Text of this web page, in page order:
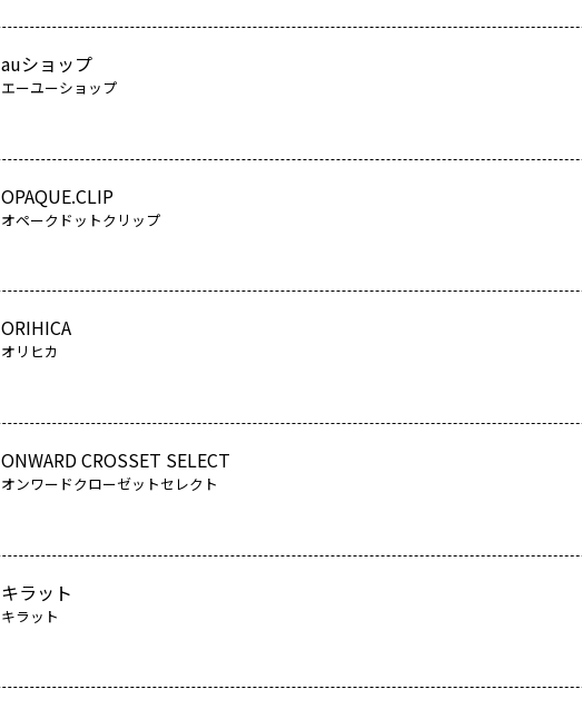
auショップ
エーユーショップ
OPAQUE.CLIP
オペークドットクリップ
ORIHICA
オリヒカ
ONWARD CROSSET SELECT
オンワードクローゼットセレクト
キラット
キラット